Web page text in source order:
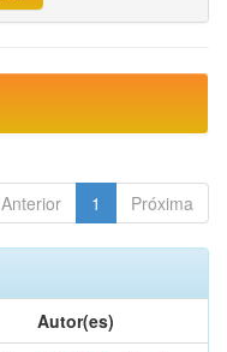
Anterior 1 Próxima
Autor(es)